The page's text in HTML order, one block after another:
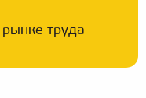
труда